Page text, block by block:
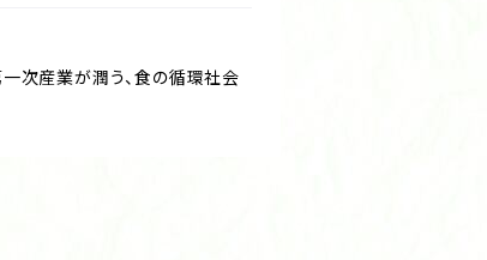
一次産業が潤う、食の循環社会